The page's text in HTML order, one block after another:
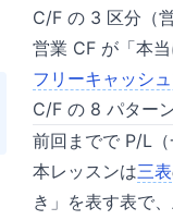
C/F の 3 区分（
営業 CF が「本
フリーキャッシ
C/F の 8 パター
前回までで P/L
本レッスンは三表
き」を表す表で